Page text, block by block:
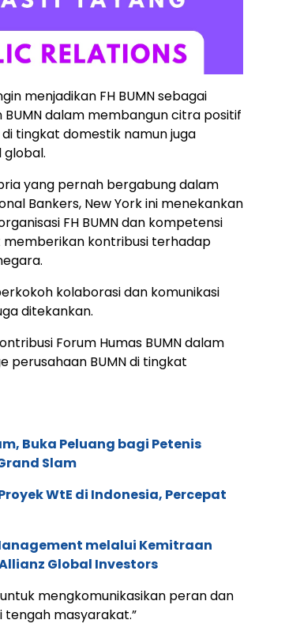
menjadikan FH BUMN sebagai
dalam membangun citra positif
tingkat domestik namun juga
global.
yang pernah bergabung dalam
Bankers, New York ini menekankan
FH BUMN dan kompetensi
memberikan kontribusi terhadap
kolaborasi dan komunikasi
ditekankan.
Forum Humas BUMN dalam
BUMN di tingkat
Buka Peluang bagi Petenis
Slam
Proyek WtE di Indonesia, Percepat
melalui Kemitraan
Global Investors
mengkomunikasikan peran dan
tengah masyarakat.”